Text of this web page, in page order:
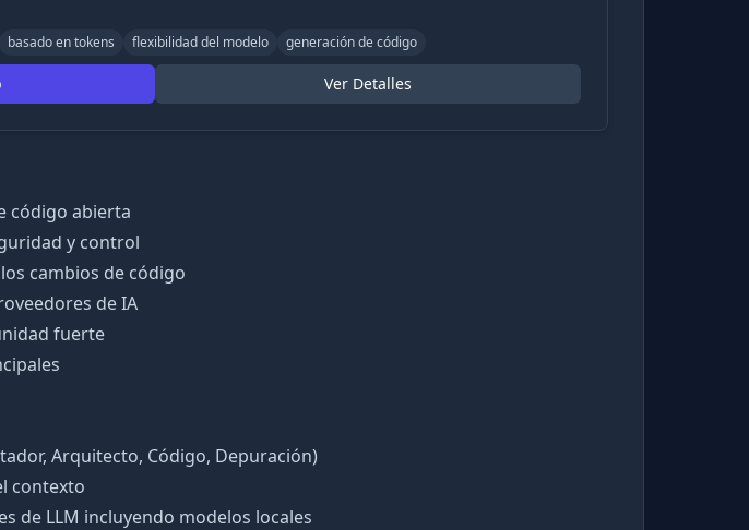
basado en tokens flexibilidad del modelo generación de código
Ver Detalles
código abierta
y control
cambios de código
de IA
fuerte
Arquitecto, Código, Depuración)
contexto
de LLM incluyendo modelos locales